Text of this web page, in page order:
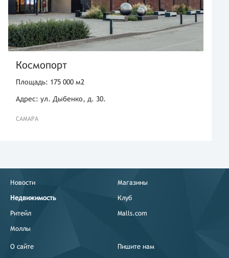
Космопорт
Площадь: 175 000 м2
Адрес: ул. Дыбенко, д. 30.
САМАРА
Новости
Недвижимость
Ритейл
Моллы
Магазины
Клуб
Malls.com
О сайте Пишите нам